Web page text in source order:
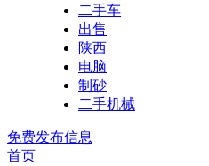
二手车
出售
陕西
电脑
制砂
二手机械
免费发布信息
首页